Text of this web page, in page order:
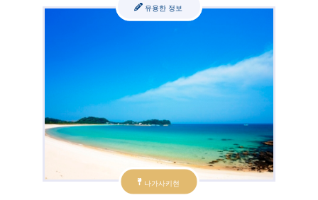
나가사키현
유용한 정보